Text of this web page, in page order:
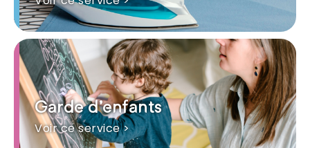
Garde d'enfants
Voir ce service >